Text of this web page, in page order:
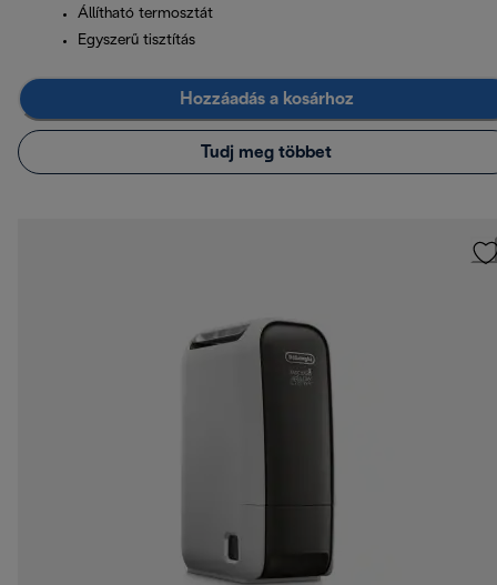
Állítható termosztát
Egyszerű tisztítás
Hozzáadás a kosárhoz
Tudj meg többet